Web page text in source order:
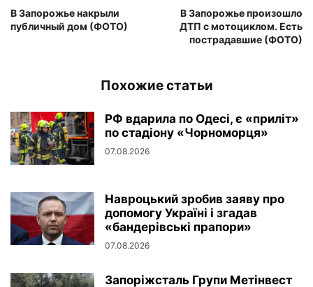
В Запорожье накрыли
публичный дом (ФОТО)
В Запорожье произошло
ДТП с мотоциклом. Есть
пострадавшие (ФОТО)
Похожие статьи
РФ вдарила по Одесі, є «приліт»
по стадіону «Чорноморця»
07.08.2026
Навроцький зробив заяву про
допомогу Україні і згадав
«бандерівські прапори»
07.08.2026
Запоріжсталь Групи Метінвест